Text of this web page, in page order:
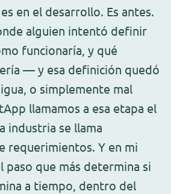
en el desarrollo. Es antes.
alguien intentó definir
funcionaría, y qué
— y esa definición quedó
o simplemente mal
llamamos a esa etapa el
industria se llama
requerimientos. Y en mi
paso que más determina si
a tiempo, dentro del